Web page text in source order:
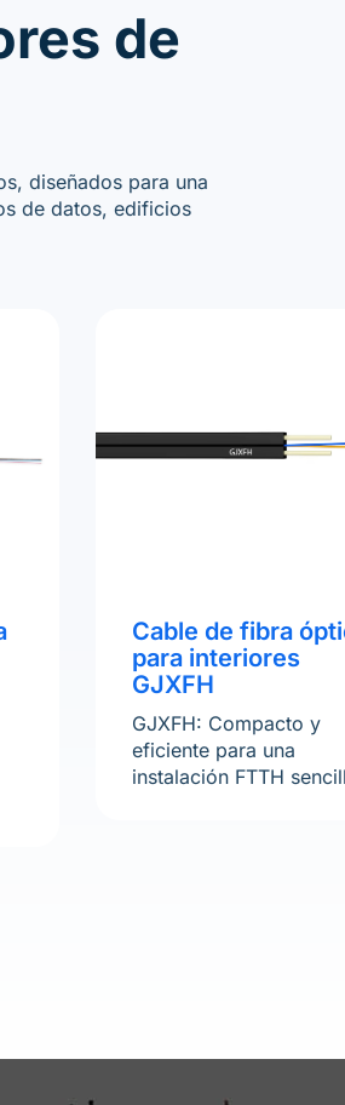
de
diseñados para una
de datos, edificios
Cable de fibra
para interiores
GJXFH
GJXFH: Compacto y
eficiente para una
instalación FTTH